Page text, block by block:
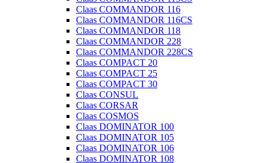
Claas COMMANDOR 116
Claas COMMANDOR 116CS
Claas COMMANDOR 118
Claas COMMANDOR 228
Claas COMMANDOR 228CS
Claas COMPACT 20
Claas COMPACT 25
Claas COMPACT 30
Claas CONSUL
Claas CORSAR
Claas COSMOS
Claas DOMINATOR 100
Claas DOMINATOR 105
Claas DOMINATOR 106
Claas DOMINATOR 108